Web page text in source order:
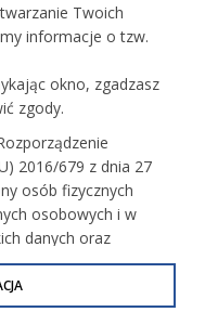
TARNÓW VS
Twoich
informacje o tzw.
okno, zgadzasz
zgody.
2016/679 z dnia 27
osób fizycznych
osobowych i w
danych oraz
jako RODO, GDPR
Danych